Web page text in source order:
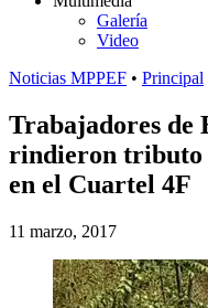
Galería
Video
Noticias MPPEF • Principal
Trabajadores de
rindieron tributo
en el Cuartel 4F
11 marzo, 2017